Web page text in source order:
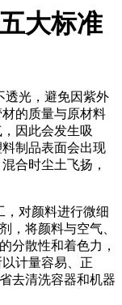
大标准
光，避免因紫外
的质量与原材料
因此会发生吸
制品表面会出现
合时尘土飞扬，
对颜料进行微细
，将颜料与空气、
分散性和着色力，
计量容易、正
去清洗容器和机器